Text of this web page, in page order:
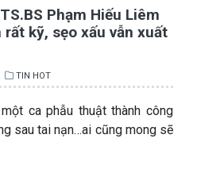
Phạm Hiếu Liêm
kỹ, sẹo xấu vẫn xuất
TIN HOT
ca phẫu thuật thành công
sau tai nạn…ai cũng mong sẽ